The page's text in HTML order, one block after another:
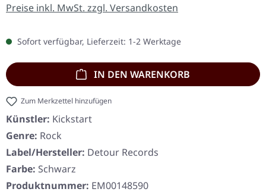
Preise inkl. MwSt. zzgl. Versandkosten
Sofort verfügbar, Lieferzeit: 1-2 Werktage
IN DEN WARENKORB
Zum Merkzettel hinzufügen
Künstler: Kickstart
Genre: Rock
Label/Hersteller: Detour Records
Farbe: Schwarz
Produktnummer: EM00148590